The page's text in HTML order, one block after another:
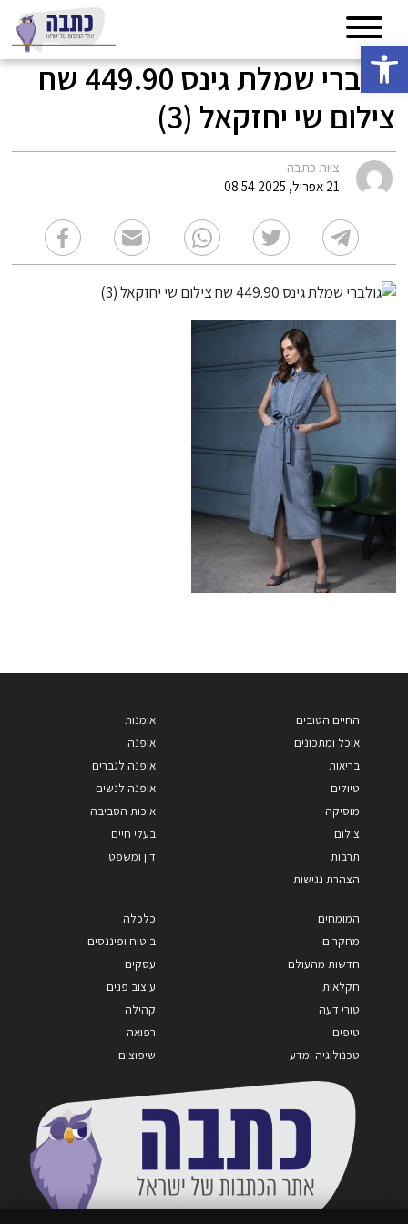
פתח סרגל נגישות
גולברי שמלת גינס 449.90 שח
צילום שי יחזקאל (3)
צוות כתבה
21 אפריל, 2025 08:54
החיים הטובים
אוכל ומתכונים
בריאות
טיולים
מוסיקה
צילום
תרבות
הצהרת נגישות
אומנות
אופנה
אופנה לגברים
אופנה לנשים
איכות הסביבה
בעלי חיים
דין ומשפט
המומחים
מחקרים
חדשות מהעולם
חקלאות
טורי דעה
טיפים
טכנולוגיה ומדע
כלכלה
ביטוח ופיננסים
עסקים
עיצוב פנים
קהילה
רפואה
שיפוצים